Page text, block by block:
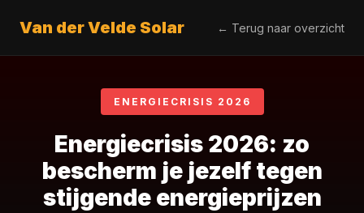
Van der Velde Solar ← Terug naar overzicht
ENERGIECRISIS 2026
Energiecrisis 2026: zo
bescherm je jezelf tegen
stijgende energieprijzen